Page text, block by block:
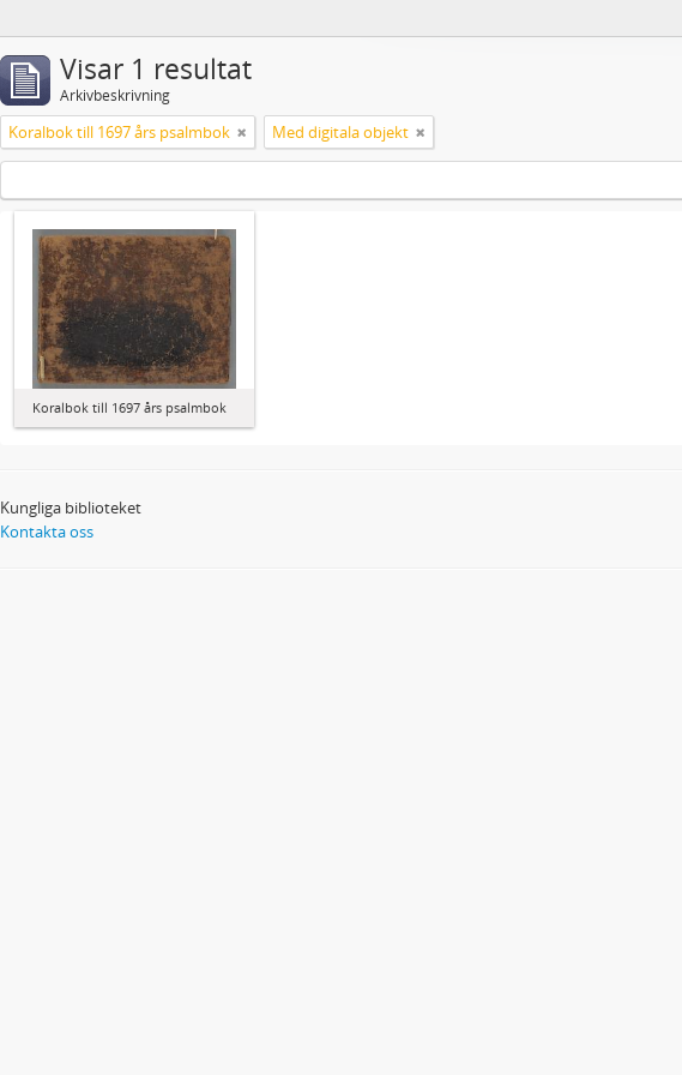
Visar 1 resultat
Arkivbeskrivning
Koralbok till 1697 års psalmbok Med digitala objekt
Koralbok till 1697 års psalmbok
Kungliga biblioteket
Kontakta oss